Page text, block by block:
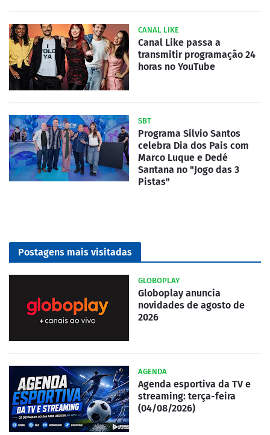
CANAL LIKE
Canal Like passa a
transmitir programação 24
horas no YouTube
SBT
Programa Silvio Santos
celebra Dia dos Pais com
Marco Luque e Dedé
Santana no "Jogo das 3
Pistas"
Postagens mais visitadas
GLOBOPLAY
Globoplay anuncia
novidades de agosto de
2026
AGENDA
Agenda esportiva da TV e
streaming: terça-feira
(04/08/2026)